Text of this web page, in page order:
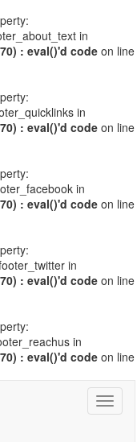
in
: eval()'d codeon line
in
: eval()'d codeon line
in
: eval()'d codeon line
in
: eval()'d codeon line
in
: eval()'d codeon line